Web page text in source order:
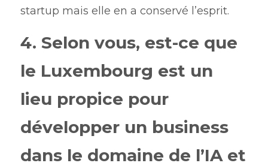
startup mais elle en a conservé l’esprit.
4. Selon vous, est-ce que
le Luxembourg est un
lieu propice pour
développer un business
dans le domaine de l’IA et